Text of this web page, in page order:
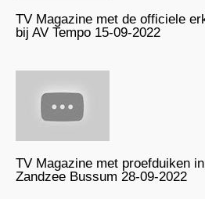
TV Magazine met de officiele
bij AV Tempo 15-09-2022
TV Magazine met proefduiken
Zandzee Bussum 28-09-2022